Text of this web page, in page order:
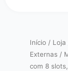
Início / Loja
Externas /
com 8